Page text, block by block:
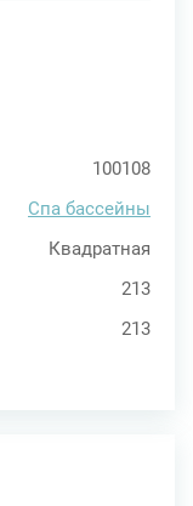
100108
Спа бассейны
Квадратная
213
213